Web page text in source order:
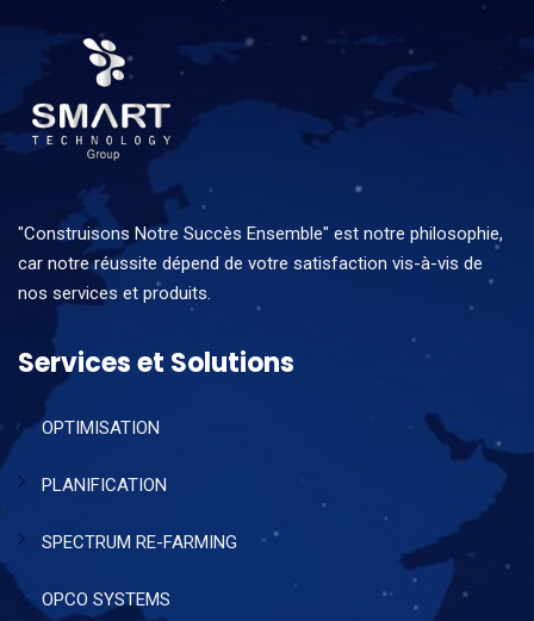
"Construisons Notre Succès Ensemble" est notre philosophie,
car notre réussite dépend de votre satisfaction vis-à-vis de
nos services et produits.
Services et Solutions
OPTIMISATION
PLANIFICATION
SPECTRUM RE-FARMING
OPCO SYSTEMS